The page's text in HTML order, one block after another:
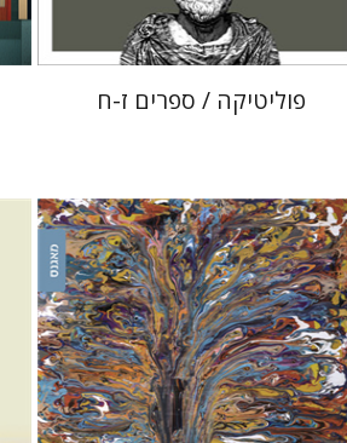
פוליטיקה / ספרים ז-ח
אורי כהן נסים ליאון